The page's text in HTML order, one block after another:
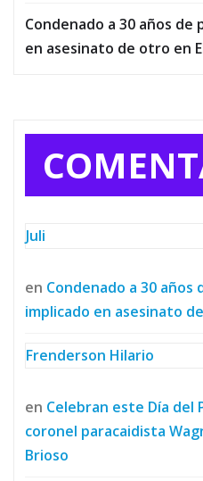
Condenado a 30 años
en asesinato de otro en
Juli
en Condenado a 30 años
implicado en asesinato
Frenderson Hilario
en Celebran este Día del
coronel paracaidista
Brioso